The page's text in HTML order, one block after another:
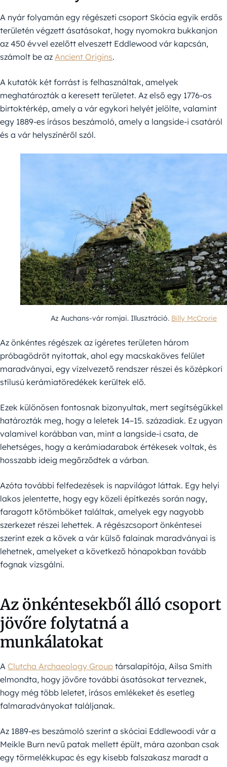
A nyár folyamán egy régészeti csoport Skócia egyik erdős
területén végzett ásatásokat, hogy nyomokra bukkanjon
az 450 évvel ezelőtt elveszett Eddlewood vár kapcsán,
számolt be az Ancient Origins.
A kutatók két forrást is felhasználtak, amelyek
meghatározták a keresett területet. Az első egy 1776-os
birtoktérkép, amely a vár egykori helyét jelölte, valamint
egy 1889-es írásos beszámoló, amely a langside-i csatáról
és a vár helyszínéről szól.
Az Auchans-vár romjai. Illusztráció. Billy McCrorie
Az önkéntes régészek az ígéretes területen három
próbagödröt nyitottak, ahol egy macskaköves felület
maradványai, egy vízelvezető rendszer részei és középkori
stílusú kerámiatöredékek kerültek elő.
Ezek különösen fontosnak bizonyultak, mert segítségükkel
határozták meg, hogy a leletek 14–15. századiak. Ez ugyan
valamivel korábban van, mint a langside-i csata, de
lehetséges, hogy a kerámiadarabok értékesek voltak, és
hosszabb ideig megőrződtek a várban.
Azóta további felfedezések is napvilágot láttak. Egy helyi
lakos jelentette, hogy egy közeli építkezés során nagy,
faragott kőtömböket találtak, amelyek egy nagyobb
szerkezet részei lehettek. A régészcsoport önkéntesei
szerint ezek a kövek a vár külső falainak maradványai is
lehetnek, amelyeket a következő hónapokban tovább
fognak vizsgálni.
Az önkéntesekből álló csoport
jövőre folytatná a
munkálatokat
A Clutcha Archaeology Group társalapítója, Ailsa Smith
elmondta, hogy jövőre további ásatásokat terveznek,
hogy még több leletet, írásos emlékeket és esetleg
falmaradványokat találjanak.
Az 1889-es beszámoló szerint a skóciai Eddlewoodi vár a
Meikle Burn nevű patak mellett épült, mára azonban csak
egy törmelékkupac és egy kisebb falszakasz maradt a